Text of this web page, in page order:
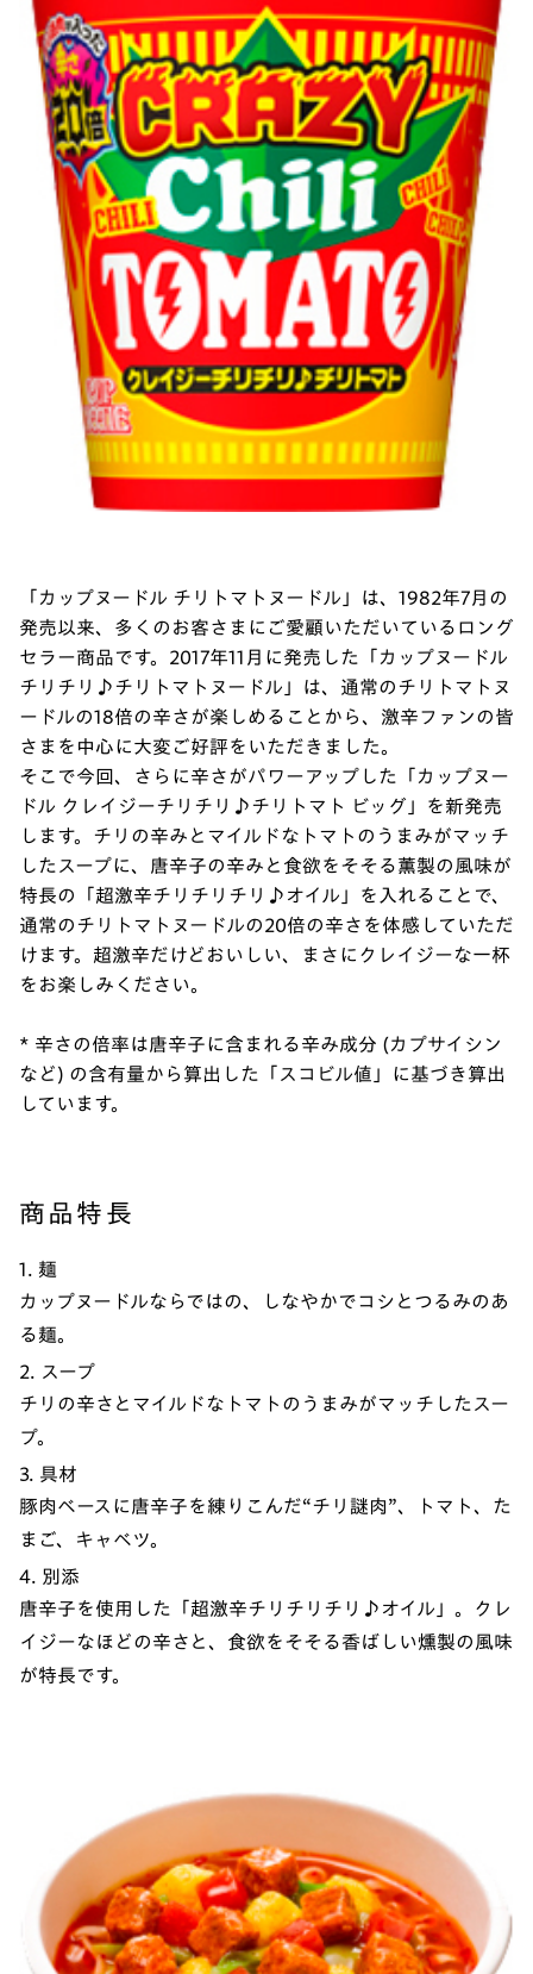
「カップヌードル チリトマトヌードル」は、1982年7月の
発売以来、多くのお客さまにご愛顧いただいているロング
セラー商品です。2017年11月に発売した「カップヌードル
チリチリ♪チリトマトヌードル」は、通常のチリトマトヌ
ードルの18倍の辛さが楽しめることから、激辛ファンの皆
さまを中心に大変ご好評をいただきました。
そこで今回、さらに辛さがパワーアップした「カップヌー
ドル クレイジーチリチリ♪チリトマト ビッグ」を新発売
します。チリの辛みとマイルドなトマトのうまみがマッチ
したスープに、唐辛子の辛みと食欲をそそる薫製の風味が
特長の「超激辛チリチリチリ♪オイル」を入れることで、
通常のチリトマトヌードルの20倍の辛さを体感していただ
けます。超激辛だけどおいしい、まさにクレイジーな一杯
をお楽しみください。
* 辛さの倍率は唐辛子に含まれる辛み成分 (カプサイシン
など) の含有量から算出した「スコビル値」に基づき算出
しています。
商品特長
1. 麺
カップヌードルならではの、しなやかでコシとつるみのあ
る麺。
2. スープ
チリの辛さとマイルドなトマトのうまみがマッチしたスー
プ。
3. 具材
豚肉ベースに唐辛子を練りこんだ“チリ謎肉”、トマト、た
まご、キャベツ。
4. 別添
唐辛子を使用した「超激辛チリチリチリ♪オイル」。クレ
イジーなほどの辛さと、食欲をそそる香ばしい燻製の風味
が特長です。